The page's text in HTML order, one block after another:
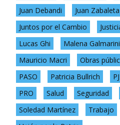
Juan Debandi
Juan Zabaleta
Juntos por el Cambio
Lucas Ghi
Malena Galmarini
Mauricio Macri
Obras
PASO
Patricia Bullrich PJ
PRO
Salud Seguridad
Soledad Martínez
Trabajo